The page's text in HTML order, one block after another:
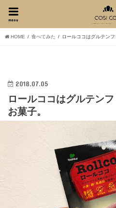
menu
HOME 食べてみた ロールココはグルテン
2018.07.05
ロールココはグルテン
お菓子。